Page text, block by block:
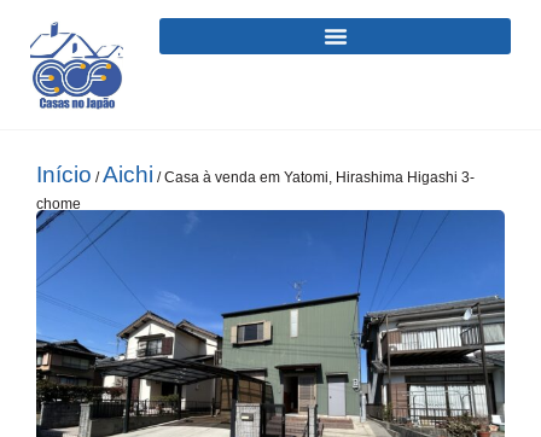
Início /Aichi / Casa à venda em Yatomi, Hirashima Higashi 3-
chome